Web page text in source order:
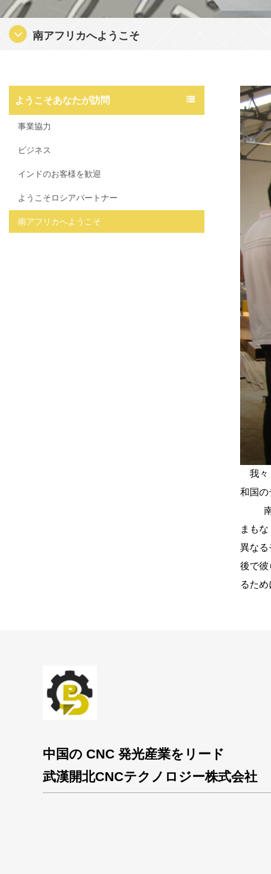
南アフリカへようこそ
ようこそあなたが訪問
事業協力
ビジネス
インドのお客様を歓迎
ようこそロシアパートナー
南アフリカへようこそ
我々
和国の
まもな
異なる
後で彼
るた
中国の CNC 発光産業をリード
武漢開北CNCテクノロジー株式会社